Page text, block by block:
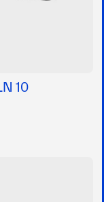
10